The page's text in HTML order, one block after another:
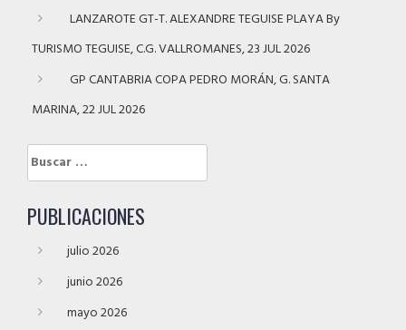
LANZAROTE GT-T. ALEXANDRE TEGUISE PLAYA By
TURISMO TEGUISE, C.G. VALLROMANES, 23 JUL 2026
GP CANTABRIA COPA PEDRO MORÁN, G. SANTA
MARINA, 22 JUL 2026
Buscar:
PUBLICACIONES
julio 2026
junio 2026
mayo 2026